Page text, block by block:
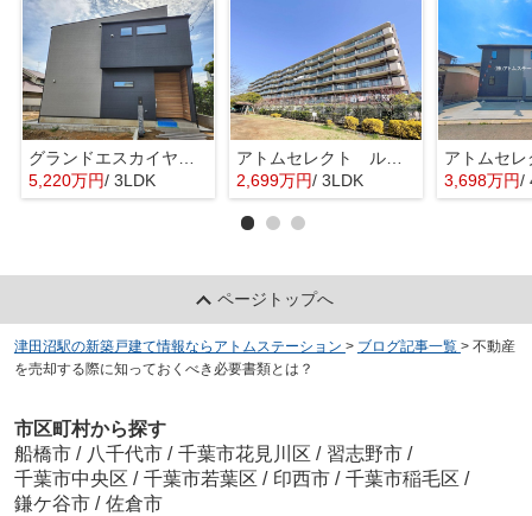
5,220万円/ 3LDK
アトムセレクト ルネ幕張 1階
2,699万円/ 3LDK 3,698万円/
ページトップへ
津田沼駅の新築戸建て情報ならアトムステーション > ブログ記事一覧 > 不動産
を売却する際に知っておくべき必要書類とは？
市区町村から探す
船橋市 / 八千代市 / 千葉市花見川区 / 習志野市 /
千葉市中央区 / 千葉市若葉区 / 印西市 / 千葉市稲毛区 /
鎌ケ谷市 / 佐倉市